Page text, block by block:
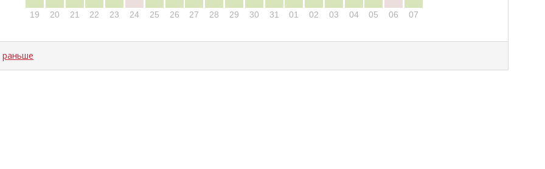
19 20 21 22 23 24 25 26 27 28 29 30 31 01 02 03 04 05 06 07
раньше